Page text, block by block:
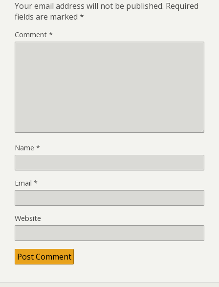
Your email address will not be published. Required
fields are marked *
Comment *
Name *
Email *
Website